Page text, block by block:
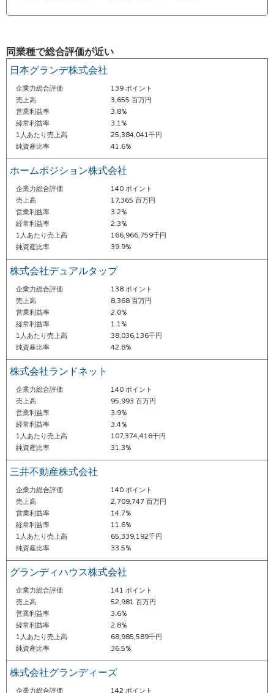
同業種で総合評価が近い
日本グランデ株式会社
企業力総合評価
139 ポイント
売上高
3,655 百万円
営業利益率
3.8%
経常利益率
3.1%
1人あたり売上高
25,384,041千円
純資産比率
41.6%
ホームポジション株式会社
企業力総合評価
140 ポイント
売上高
17,365 百万円
営業利益率
3.2%
経常利益率
2.3%
1人あたり売上高
166,966,759千円
純資産比率
39.9%
株式会社デュアルタップ
企業力総合評価
138 ポイント
売上高
8,368 百万円
営業利益率
2.0%
経常利益率
1.1%
1人あたり売上高
38,036,136千円
純資産比率
42.8%
株式会社ランドネット
企業力総合評価
140 ポイント
売上高
95,993 百万円
営業利益率
3.9%
経常利益率
3.4%
1人あたり売上高
107,374,416千円
純資産比率
31.3%
三井不動産株式会社
企業力総合評価
140 ポイント
売上高
2,709,747 百万円
営業利益率
14.7%
経常利益率
11.6%
1人あたり売上高
65,339,192千円
純資産比率
33.5%
グランディハウス株式会社
企業力総合評価
141 ポイント
売上高
52,981 百万円
営業利益率
3.6%
経常利益率
2.8%
1人あたり売上高
68,985,589千円
純資産比率
36.5%
株式会社グランディーズ
企業力総合評価 142 ポイント